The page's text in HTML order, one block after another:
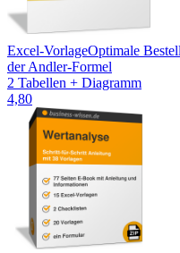
Excel-VorlageOptimale
der Andler-Formel
2 Tabellen + Diagramm
4,80